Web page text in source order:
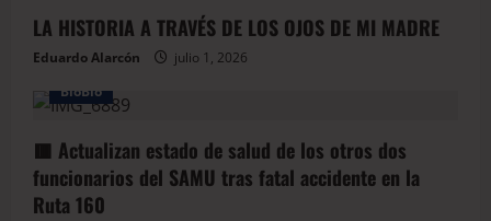
LA HISTORIA A TRAVÉS DE LOS OJOS DE MI MADRE
Eduardo Alarcón
julio 1, 2026
BioBio
🟥 Actualizan estado de salud de los otros dos
funcionarios del SAMU tras fatal accidente en la
Ruta 160